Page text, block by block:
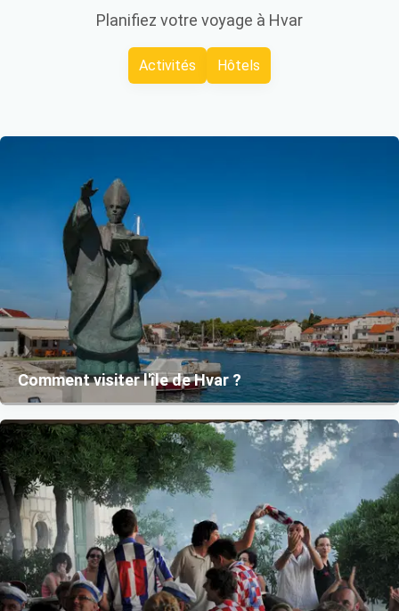
Planifiez votre voyage à Hvar
Activités Hôtels
Comment visiter l'île de Hvar ?